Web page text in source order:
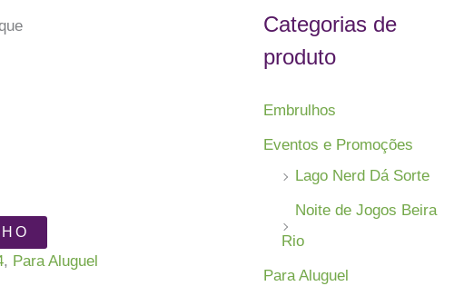
, Para Aluguel
s
p
o
Categorias de
produto
Embrulhos
Eventos e Promoções
Lago Nerd Dá Sorte
Noite de Jogos Beira
Rio
Para Aluguel